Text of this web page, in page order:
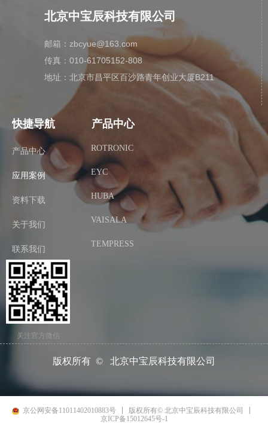
北京中宝辰科技有限公司
邮箱：zbcyue@163.com
传真：010-61705152-808
地址：北京市昌平区百沙路青年创业大厦B211
快捷导航
产品中心
应用案例
资料下载
关于我们
联系我们
产品中心
ROTRONIC
EYC
HUBA
VAISALA
TEMPRESS
版权所有  © 北京中宝辰科技有限公司
关注官方微信
京公网安备11011402010883号
版权所有© 北京中宝辰科技有限公司
京ICP备15012645号-1